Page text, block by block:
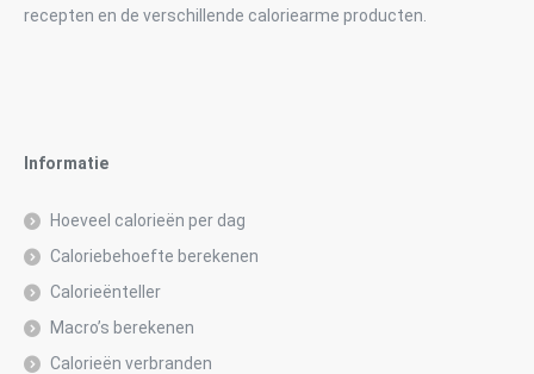
recepten en de verschillende caloriearme producten.
Informatie
Hoeveel calorieën per dag
Caloriebehoefte berekenen
Calorieënteller
Macro’s berekenen
Calorieën verbranden